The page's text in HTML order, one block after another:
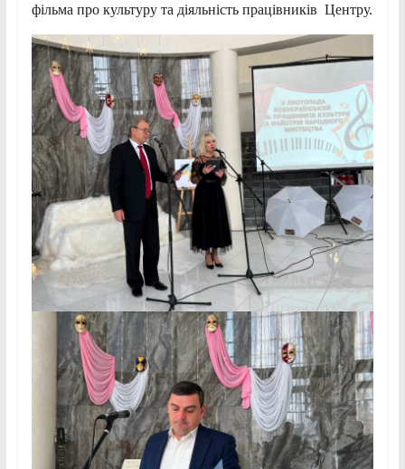
фільма про культуру та діяльність працівників Центру.